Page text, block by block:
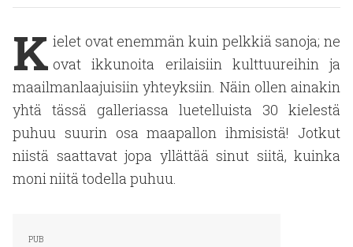
K ielet ovat enemmän kuin pelkkiä sanoja; ne
ovat ikkunoita erilaisiin kulttuureihin ja
maailmanlaajuisiin yhteyksiin. Näin ollen ainakin
yhtä tässä galleriassa luetelluista 30 kielestä
puhuu suurin osa maapallon ihmisistä! Jotkut
niistä saattavat jopa yllättää sinut siitä, kuinka
moni niitä todella puhuu.